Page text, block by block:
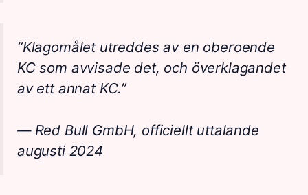
”Klagomålet utreddes av en oberoende
KC som avvisade det, och överklagandet
av ett annat KC.”
— Red Bull GmbH, officiellt uttalande
augusti 2024